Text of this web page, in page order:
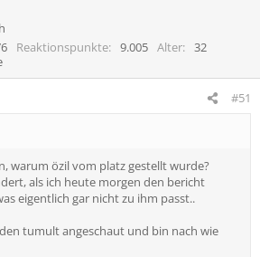
Reaktionspunkte 9.005 Alter
32
#51
warum özil vom platz gestellt wurde?
als ich heute morgen den bericht
eigentlich gar nicht zu ihm passt..
tumult angeschaut und bin nach wie